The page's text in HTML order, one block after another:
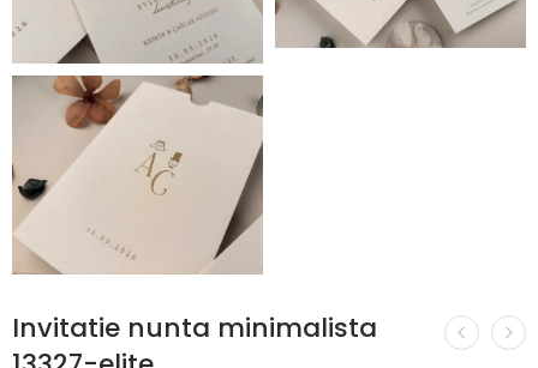
Invitatie nunta minimalista